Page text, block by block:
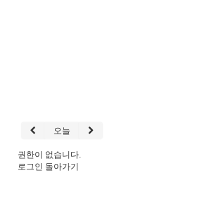
오늘
권한이 없습니다.
로그인 돌아가기